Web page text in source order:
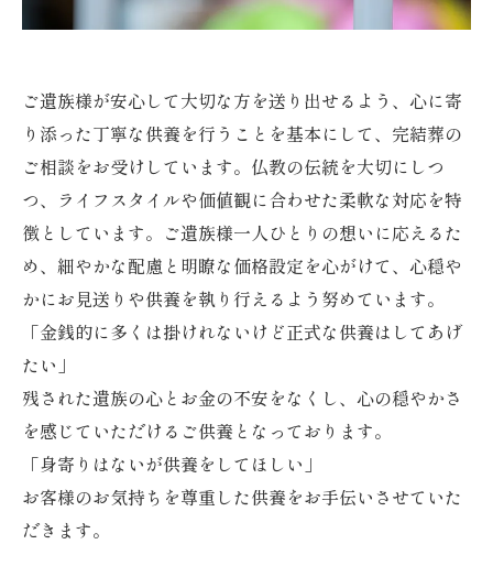
ご遺族様が安心して大切な方を送り出せるよう、心に寄
り添った丁寧な供養を行うことを基本にして、完結葬の
ご相談をお受けしています。仏教の伝統を大切にしつ
つ、ライフスタイルや価値観に合わせた柔軟な対応を特
徴としています。ご遺族様一人ひとりの想いに応えるた
め、細やかな配慮と明瞭な価格設定を心がけて、心穏や
かにお見送りや供養を執り行えるよう努めています。
「金銭的に多くは掛けれないけど正式な供養はしてあげ
たい」
残された遺族の心とお金の不安をなくし、心の穏やかさ
を感じていただけるご供養となっております。
「身寄りはないが供養をしてほしい」
お客様のお気持ちを尊重した供養をお手伝いさせていた
だきます。